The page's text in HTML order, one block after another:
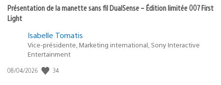
Présentation de la manette sans fil DualSense – Édition limitée 007 First
Light
Isabelle Tomatis
Vice-présidente, Marketing international, Sony Interactive
Entertainment
Date
08/04/2026 34